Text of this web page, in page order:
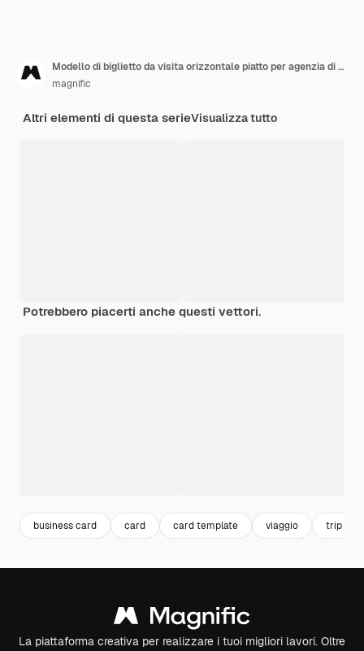
Modello di biglietto da visita orizzontale piatto per agenzia di viaggi
magnific
Altri elementi di questa serieVisualizza tutto
Potrebbero piacerti anche questi vettori.
business card card card template viaggio trip
La piattaforma creativa per realizzare i tuoi migliori lavori. Oltre